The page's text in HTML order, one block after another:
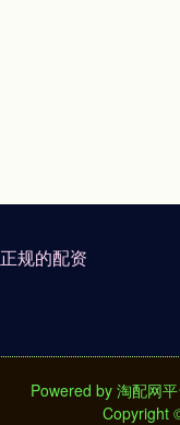
正规的配资
Powered by 淘配网
Copyright